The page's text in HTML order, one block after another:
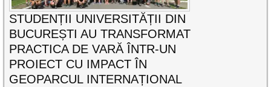
STUDENȚII UNIVERSITĂȚII DIN
BUCUREȘTI AU TRANSFORMAT
PRACTICA DE VARĂ ÎNTR-UN
PROIECT CU IMPACT ÎN
GEOPARCUL INTERNAȚIONAL